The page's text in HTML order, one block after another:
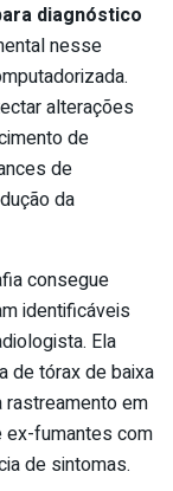
diagnóstico
nesse
alterações
de
de
da
consegue
identificáveis
Ela
de tórax de baixa
rastreamento em
ex-fumantes com
de sintomas.